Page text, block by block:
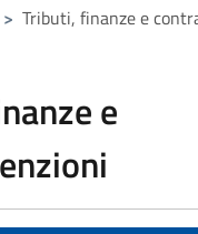
> Tributi, finanze e
e